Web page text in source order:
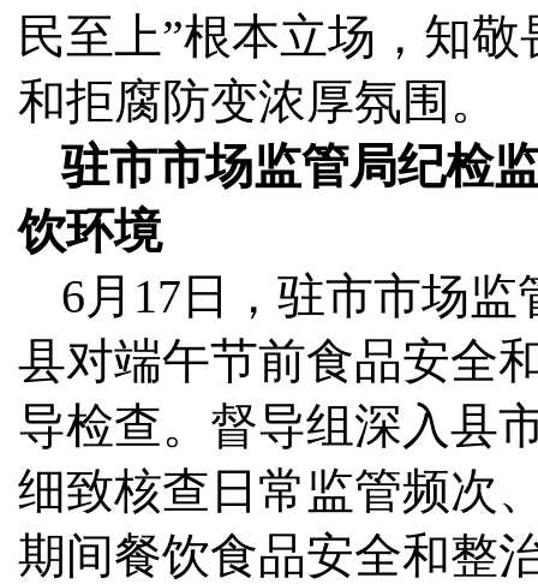
民至上”根本立场，知
和拒腐防变浓厚氛围。
驻市市场监管局纪检
饮环境
6月17日，驻市市场
县对端午节前食品安全
导检查。督导组深入县
细致核查日常监管频次
期间餐饮食品安全和整